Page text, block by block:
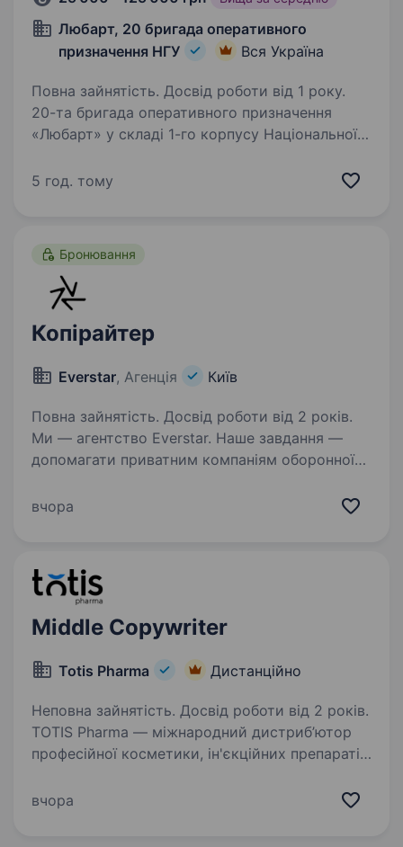
Любарт, 20 бригада оперативного
призначення НГУ
Вся Україна
Повна зайнятість. Досвід роботи від 1 року.
20-та бригада оперативного призначення
«Любарт» у складі 1-го корпусу Національної
в батальйони та інші підрозділи. Діловод-
5 год. тому
Бронювання
Копірайтер
Everstar, Агенція Київ
Повна зайнятість. Досвід роботи від 2 років.
Ми — агентство Everstar. Наше завдання —
допомагати приватним компаніям оборонної
та наближати перемогу України. Один з наших
вчора
Middle Copywriter
Totis Pharma Дистанційно
Неповна зайнятість. Досвід роботи від 2 років.
TOTIS Pharma — міжнародний дистриб’ютор
професійної косметики, ін'єкційних препаратів
медицини. Працюємо лише з брендами
вчора